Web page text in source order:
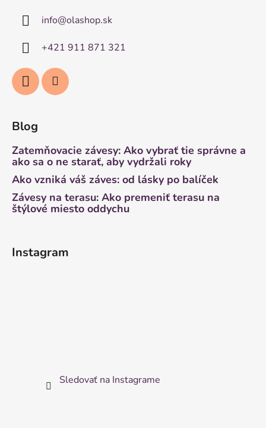
info@olashop.sk
+421 911 871 321
Blog
Zatemňovacie závesy: Ako vybrať tie správne a
ako sa o ne starať, aby vydržali roky
Ako vzniká váš záves: od lásky po balíček
Závesy na terasu: Ako premeniť terasu na
štýlové miesto oddychu
Instagram
Sledovať na Instagrame